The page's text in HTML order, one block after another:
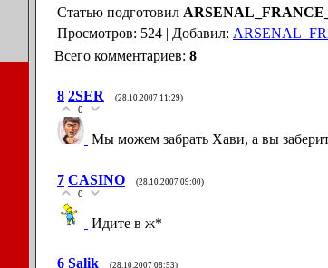
Статью подготовил
Просмотров: 524 | Добавил:
Всего комментариев: 8
8 2SER (28.10.2007 11:29)
0
Мы можем забрать Хави, а вы
7 CASINO (28.10.2007 09:00)
0
Идите в ж*
6 Salik (28.10.2007 08:53)